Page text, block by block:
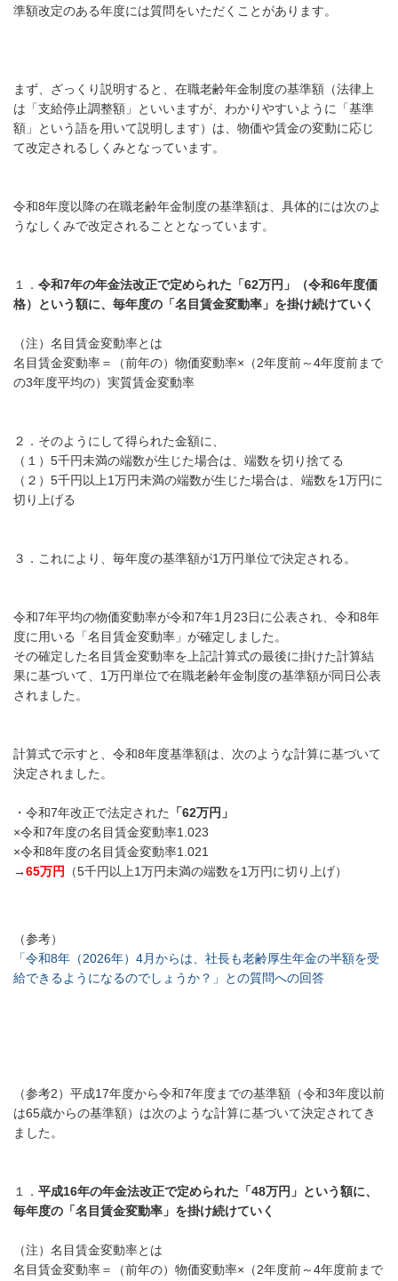
準額改定のある年度には質問をいただくことがあります。
まず、ざっくり説明すると、在職老齢年金制度の基準額（法律上
は「支給停止調整額」といいますが、わかりやすいように「基準
額」という語を用いて説明します）は、物価や賃金の変動に応じ
て改定されるしくみとなっています。
令和8年度以降の在職老齢年金制度の基準額は、具体的には次のよ
うなしくみで改定されることとなっています。
１． 令和7年の年金法改正で定められた「62万円」（令和6年度価
格）という額に、毎年度の「名目賃金変動率」を掛け続けていく
（注）名目賃金変動率とは
名目賃金変動率＝（前年の）物価変動率×（2年度前～4年度前まで
の3年度平均の）実質賃金変動率
２．そのようにして得られた金額に、
（１）5千円未満の端数が生じた場合は、端数を切り捨てる
（２）5千円以上1万円未満の端数が生じた場合は、端数を1万円に
切り上げる
３．これにより、毎年度の基準額が1万円単位で決定される。
令和7年平均の物価変動率が令和7年1月23日に公表され、 令和8年
度に用いる「名目賃金変動率」が確定しました。
その確定した名目賃金変動率を上記計算式の最後に掛けた計算結
果に基づいて、1万円単位で在職老齢年金制度の基準額が同日公表
されました。
計算式で示すと、令和8年度基準額は、次のような計算に基づいて
決定されました。
・令和7年改正で法定された
「62万円」
×令和7年度の名目賃金変動率1.023
×令和8年度の名目賃金変動率1.021
→65万円 （5千円以上1万円未満の端数を1万円に切り上げ）
（参考）
「令和8年（2026年）4月からは、社長も老齢厚生年金の半額を受
給できるようになるのでしょうか？」との質問への回答
（参考2）平成17年度から令和7年度までの基準額（令和3年度以前
は65歳からの基準額）は次のような計算に基づいて決定されてき
ました。
１． 平成16年の年金法改正で定められた「48万円」という額に、
毎年度の「名目賃金変動率」を掛け続けていく
（注）名目賃金変動率とは
名目賃金変動率＝（前年の）物価変動率×（2年度前～4年度前まで